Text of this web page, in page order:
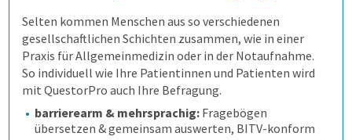
Weitere Befragungsprozesse
Daten weiterverarbeiten
Demoversion
Einstieg
Fortgeschritten
Extras
Mehrsprachige Fragebögen
Selbstgestaltete Fragebögen
Dienstleistungen
Kontakt
Selten kommen Menschen aus so verschiedenen
gesellschaftlichen Schichten zusammen, wie in einer
Praxis für Allgemeinmedizin oder in der Notaufnahme.
So individuell wie Ihre Patientinnen und Patienten wird
mit QuestorPro auch Ihre Befragung.
barrierearm & mehrsprachig: Fragebögen
übersetzen & gemeinsam auswerten, BITV-konform